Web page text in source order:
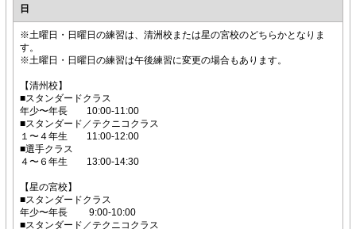
日
※土曜日・日曜日の練習は、清洲校または星の宮校のどちらかとなりま
す。
※土曜日・日曜日の練習は午後練習に変更の場合もあります。
【清州校】
■スタンダードクラス
年少〜年長 10:00-11:00
■スタンダード／テクニコクラス
１〜４年生 11:00-12:00
■選手クラス
４〜６年生 13:00-14:30
【星の宮校】
■スタンダードクラス
年少〜年長 9:00-10:00
■スタンダード／テクニコクラス